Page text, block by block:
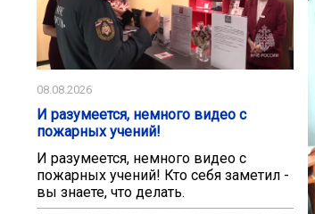
08.08.2026
И разумеется, немного видео с
пожарных учений!
И разумеется, немного видео с
пожарных учений! Кто себя заметил -
вы знаете, что делать.